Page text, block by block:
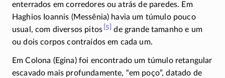
enterrados em corredores ou atrás de paredes. Em
Haghios Ioannis (Messênia) havia um túmulo pouco
usual, com diversos pitos [5]
de grande tamanho e um
ou dois corpos contraídos em cada um.
Em Colona (Egina) foi encontrado um túmulo retangular
escavado mais profundamente, “em poço”, datado de